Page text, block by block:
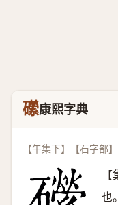
礯康熙字典
【午集下】【石字部
也。